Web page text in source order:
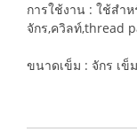
การใช้งาน : ใช้สำ
จักร,ควิลท์,thread
ขนาดเข็ม : จักร เข็